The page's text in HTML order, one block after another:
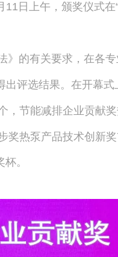
日上午，颁奖仪式在
的有关要求，在各
评选结果。在开幕式
，节能减排企业贡献
热泵产品技术创新奖
。